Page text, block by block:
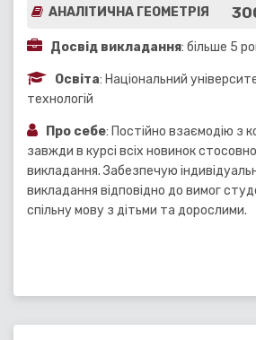
АНАЛІТИЧНА ГЕОМЕТРІЯ
Досвід викладання: більше 5
Освіта: Національний
технологій
Про себе: Постійно взаємодію з
завжди в курсі всіх новинок стосовно
викладання. Забезпечую
викладання відповідно до вимог
спільну мову з дітьми та дорослими.